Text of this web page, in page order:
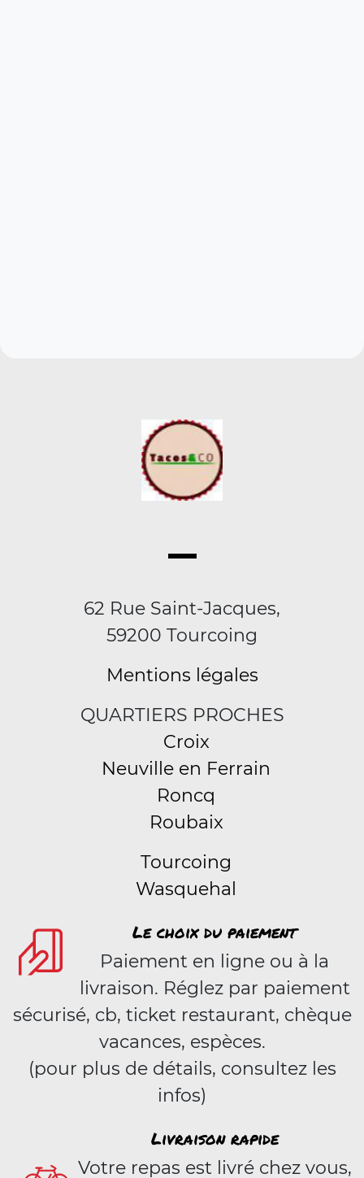
62 Rue Saint-Jacques,
59200 Tourcoing
Mentions légales
QUARTIERS PROCHES
Croix
Neuville en Ferrain
Roncq
Roubaix
Tourcoing
Wasquehal
Le choix du paiement
Paiement en ligne ou à la
livraison. Réglez par paiement
sécurisé, cb, ticket restaurant, chèque
vacances, espèces.
(pour plus de détails, consultez les
infos)
Livraison rapide
Votre repas est livré chez vous,